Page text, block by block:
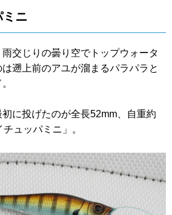
ミニ
交じりの曇り空でトップウォータ
遡上前のアユが溜まるパラパラと
に投げたのが全長52mm、自重約
ュッパミニ」。